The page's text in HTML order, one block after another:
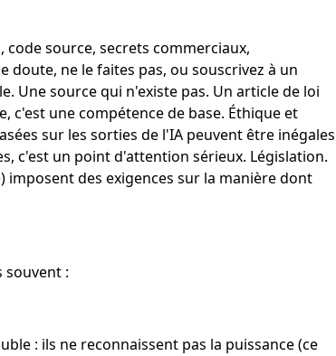
source, secrets commerciaux,
doute, ne le faites pas, ou souscrivez à un
Une source qui n'existe pas. Un article de loi
c'est une compétence de base. Éthique et
sur les sorties de l'IA peuvent être inégales
c'est un point d'attention sérieux. Législation.
imposent des exigences sur la manière dont
souvent :
: ils ne reconnaissent pas la puissance (ce